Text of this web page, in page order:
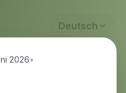
Deutsch
2026•